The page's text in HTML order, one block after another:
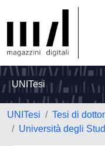
UNITesi
UNITesi
Tesi di
Università degli